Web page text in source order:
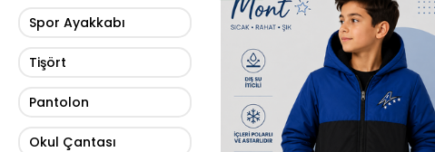
Spor Ayakkabı
Tişört
Pantolon
Okul Çantası